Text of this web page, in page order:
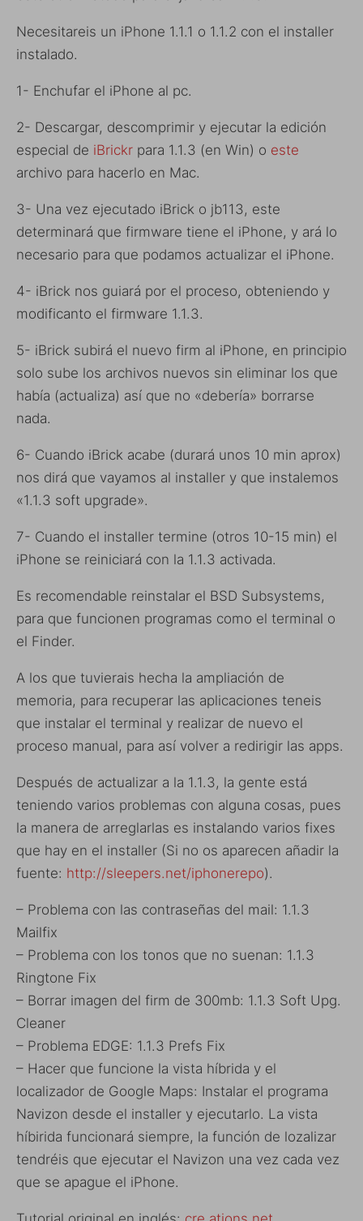
Necesitareis un iPhone 1.1.1 o 1.1.2 con el installer
instalado.
1- Enchufar el iPhone al pc.
2- Descargar, descomprimir y ejecutar la edición
especial de iBrickr para 1.1.3 (en Win) o este
archivo para hacerlo en Mac.
3- Una vez ejecutado iBrick o jb113, este
determinará que firmware tiene el iPhone, y ará lo
necesario para que podamos actualizar el iPhone.
4- iBrick nos guiará por el proceso, obteniendo y
modificanto el firmware 1.1.3.
5- iBrick subirá el nuevo firm al iPhone, en principio
solo sube los archivos nuevos sin eliminar los que
había (actualiza) así que no «debería» borrarse
nada.
6- Cuando iBrick acabe (durará unos 10 min aprox)
nos dirá que vayamos al installer y que instalemos
«1.1.3 soft upgrade».
7- Cuando el installer termine (otros 10-15 min) el
iPhone se reiniciará con la 1.1.3 activada.
Es recomendable reinstalar el BSD Subsystems,
para que funcionen programas como el terminal o
el Finder.
A los que tuvierais hecha la ampliación de
memoria, para recuperar las aplicaciones teneis
que instalar el terminal y realizar de nuevo el
proceso manual, para así volver a redirigir las apps.
Después de actualizar a la 1.1.3, la gente está
teniendo varios problemas con alguna cosas, pues
la manera de arreglarlas es instalando varios fixes
que hay en el installer (Si no os aparecen añadir la
fuente: http://sleepers.net/iphonerepo).
– Problema con las contraseñas del mail: 1.1.3
Mailfix
– Problema con los tonos que no suenan: 1.1.3
Ringtone Fix
– Borrar imagen del firm de 300mb: 1.1.3 Soft Upg.
Cleaner
– Problema EDGE: 1.1.3 Prefs Fix
– Hacer que funcione la vista híbrida y el
localizador de Google Maps: Instalar el programa
Navizon desde el installer y ejecutarlo. La vista
híbirida funcionará siempre, la función de lozalizar
tendréis que ejecutar el Navizon una vez cada vez
que se apague el iPhone.